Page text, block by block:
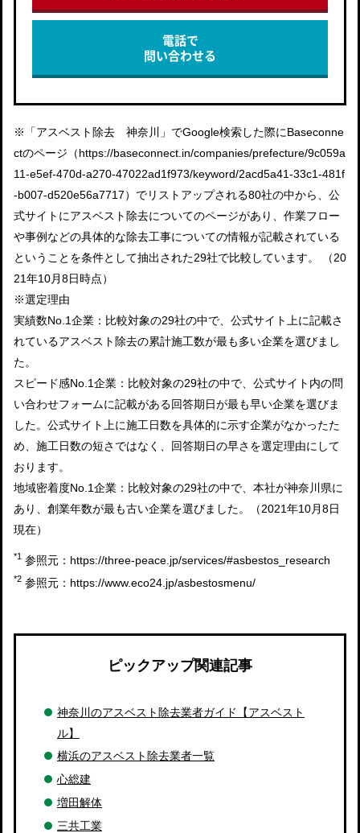
電話で
問い合わせる
※「アスベスト除去 神奈川」でGoogle検索した際にBaseconne
ctのページ（https://baseconnect.in/companies/prefecture/9c059a
11-e5ef-470d-a270-47022ad1f973/keyword/2acd5a41-33c1-481f
-b007-d520e56a7717）でリストアップされる80社の中から、公
式サイトにアスベスト除去についてのページがあり、作業フロー
や事例などの具体的な除去工事についての情報が記載されている
ということを条件として抽出された29社で比較しています。 （20
21年10月8日時点）
※選定理由
実績数No.1企業：比較対象の29社の中で、公式サイト上に記載さ
れているアスベスト除去の累計施工数が最も多い企業を選びまし
た。
スピード感No.1企業：比較対象の29社の中で、公式サイト内の問
い合わせフォームに記載がある回答期日が最も早い企業を選びま
した。公式サイト上に施工日数を具体的に示す企業がなかったた
め、施工日数の短さではなく、回答期日の早さを選定理由にして
おります。
地域密着度No.1企業：比較対象の29社の中で、本社が神奈川県に
あり、創業年数が最も古い企業を選びました。（2021年10月8日
現在）
*1 参照元： https://three-peace.jp/services/#asbestos_research
*2 参照元： https://www.eco24.jp/asbestosmenu/
ピックアップ関連記事
神奈川のアスベスト除去業者ガイド【アスベスト
ル】
横浜のアスベスト除去業者一覧
心総建
増田解体
三共工業